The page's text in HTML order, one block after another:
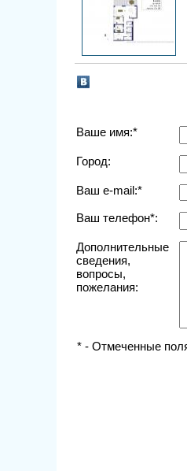
Ваше имя:*
Город:
Ваш e-mail:*
Ваш телефон*:
Дополнительные
сведения,
вопросы,
пожелания:
* - Отмеченные